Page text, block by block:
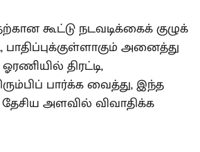
கூட்டு நடவடிக்கைக் குழுக்
பாதிப்புக்குள்ளாகும் அனைத்து
திரட்டி,
பார்க்க வைத்து, இந்த
தேசிய அளவில் விவாதிக்க